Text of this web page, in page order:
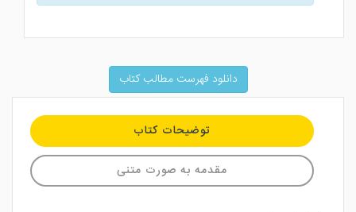
دانلود فهرست مطالب کتاب
توضیحات کتاب
مقدمه به صورت متنی